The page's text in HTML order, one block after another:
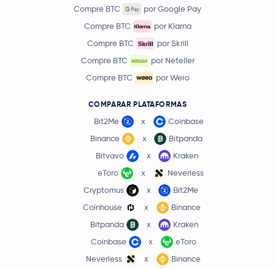
Compre BTC
por Google Pay
Compre BTC
por Klarna
Compre BTC
por Skrill
Compre BTC
por Neteller
Compre BTC
por Wero
COMPARAR PLATAFORMAS
Bit2Me x
Coinbase
Binance
x
Bitpanda
Bitvavo
x
Kraken
eToro
x
Neverless
Cryptomus
x
Bit2Me
Coinhouse
x
Binance
Bitpanda
x
Kraken
Coinbase
x
eToro
Neverless
x Binance